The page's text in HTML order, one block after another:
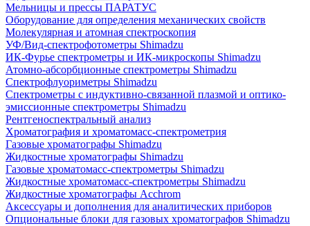
Мельницы и прессы ПАРАТУС
Оборудование для определения механических свойств
Молекулярная и атомная спектроскопия
УФ/Вид-спектрофотометры Shimadzu
ИК-Фурье спектрометры и ИК-микроскопы Shimadzu
Атомно-абсорбционные спектрометры Shimadzu
Спектрофлуориметры Shimadzu
Спектрометры с индуктивно-связанной плазмой и оптико-
эмиссионные спектрометры Shimadzu
Рентгеноспектральный анализ
Хроматография и хроматомасс-спектрометрия
Газовые хроматографы Shimadzu
Жидкостные хроматографы Shimadzu
Газовые хроматомасс-спектрометры Shimadzu
Жидкостные хроматомасс-спектрометры Shimadzu
Жидкостные хроматографы Acchrom
Аксессуары и дополнения для аналитических приборов
Опциональные блоки для газовых хроматографов Shimadzu